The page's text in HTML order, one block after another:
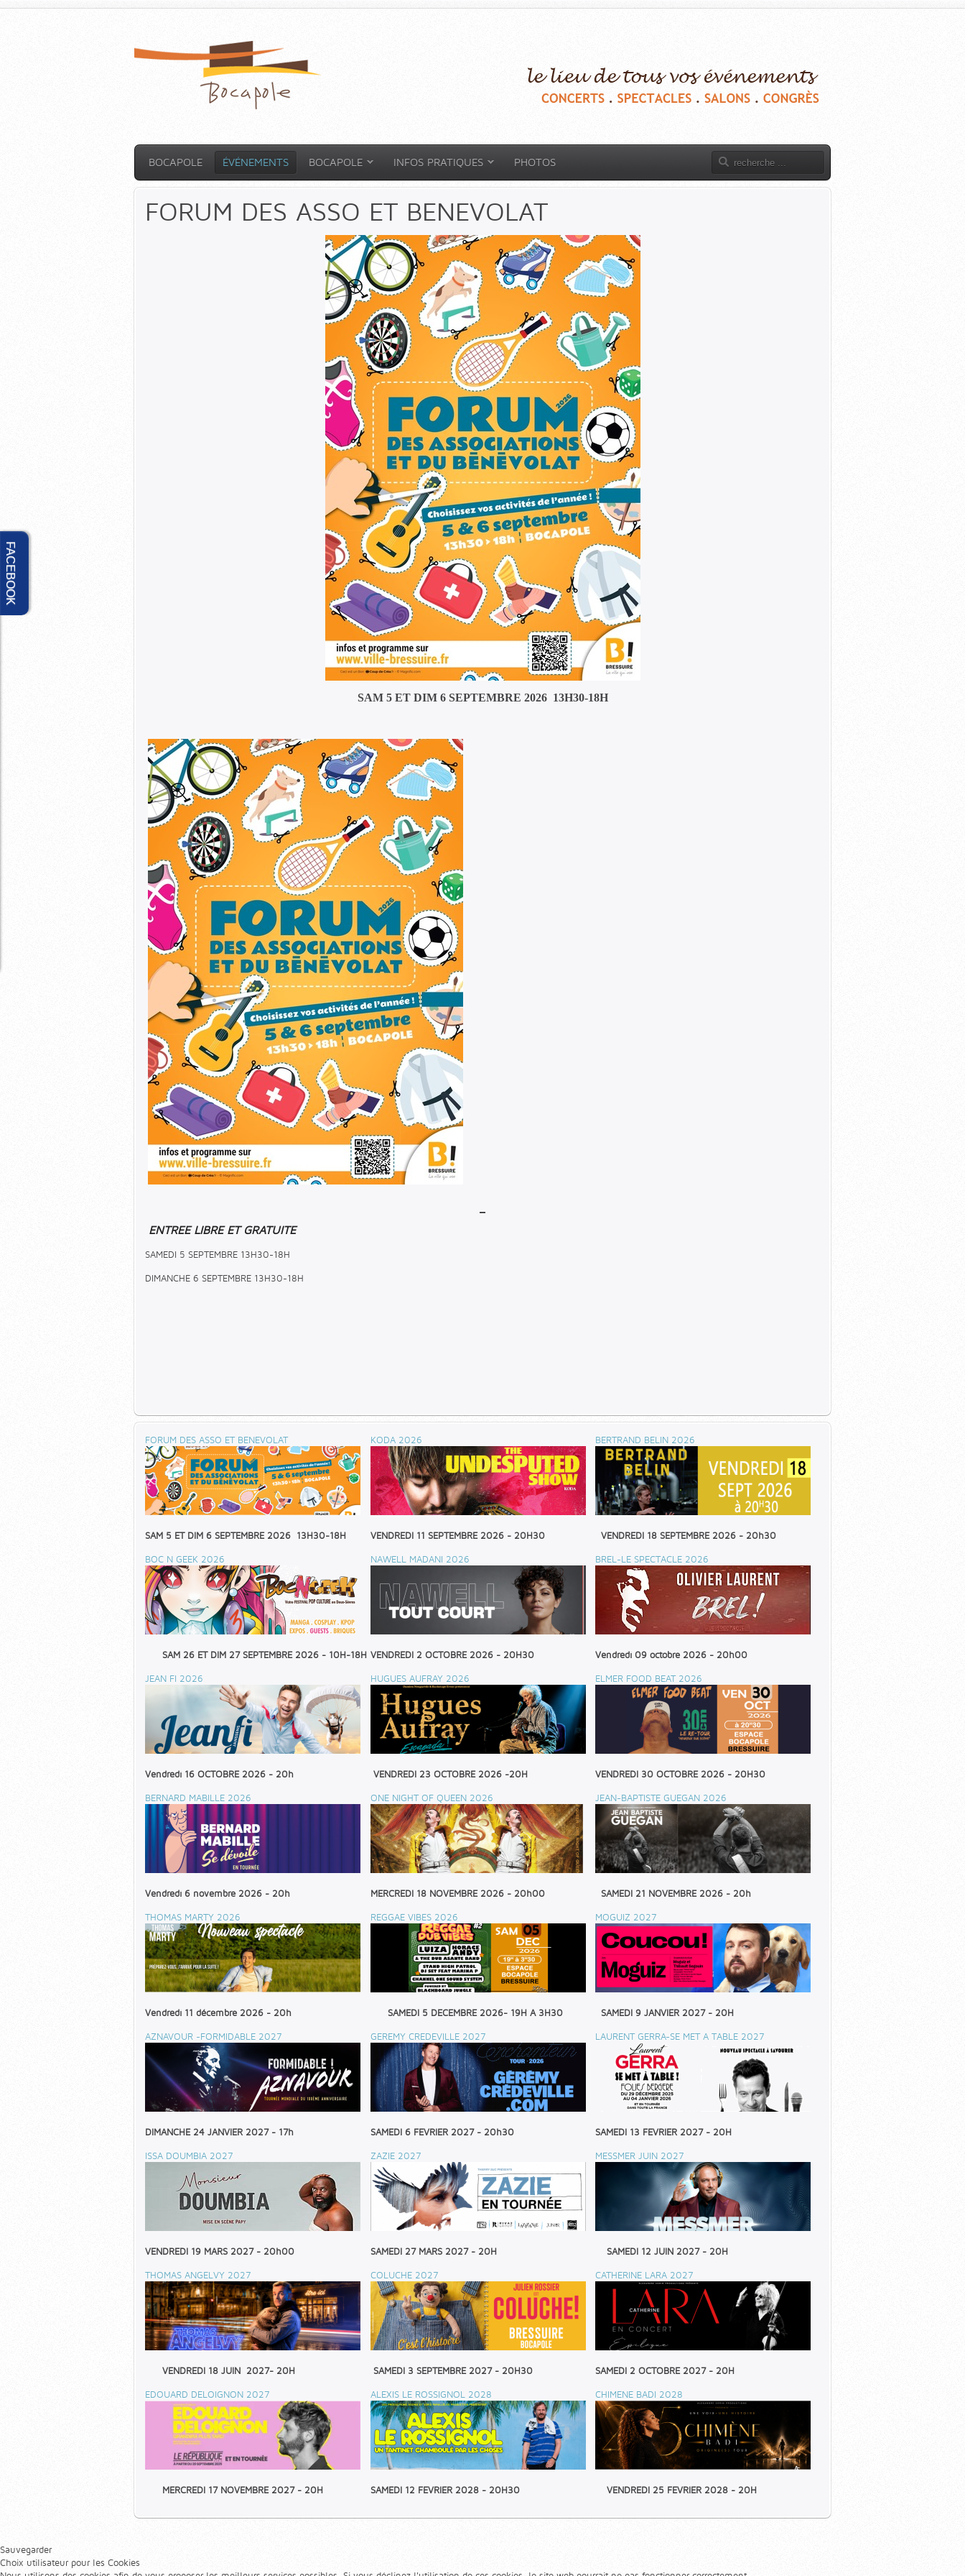
BOCAPOLE ÉVÉNEMENTS BOCAPOLE INFOS PRATIQUES PHOTOS
FORUM DES ASSO ET BENEVOLAT
SAM 5 ET DIM 6 SEPTEMBRE 2026 13H30-18H
ENTREE LIBRE ET GRATUITE
SAMEDI 5 SEPTEMBRE 13H30-18H
DIMANCHE 6 SEPTEMBRE 13H30-18H
FORUM DES ASSO ET BENEVOLAT
SAM 5 ET DIM 6 SEPTEMBRE 2026 13H30-18H
KODA 2026
VENDREDI 11 SEPTEMBRE 2026 - 20H30
BERTRAND BELIN 2026
VENDREDI 18 SEPTEMBRE 2026 - 20h30
BOC N GEEK 2026
SAM 26 ET DIM 27 SEPTEMBRE 2026 - 10H-18H
NAWELL MADANI 2026
VENDREDI 2 OCTOBRE 2026 - 20H30
BREL-LE SPECTACLE 2026
Vendredi 09 octobre 2026 - 20h00
JEAN FI 2026
Vendredi 16 OCTOBRE 2026 - 20h
HUGUES AUFRAY 2026
VENDREDI 23 OCTOBRE 2026 -20H
ELMER FOOD BEAT 2026
VENDREDI 30 OCTOBRE 2026 - 20H30
BERNARD MABILLE 2026
Vendredi 6 novembre 2026 - 20h
ONE NIGHT OF QUEEN 2026
MERCREDI 18 NOVEMBRE 2026 - 20h00
JEAN-BAPTISTE GUEGAN 2026
SAMEDI 21 NOVEMBRE 2026 - 20h
THOMAS MARTY 2026
Vendredi 11 décembre 2026 - 20h
REGGAE VIBES 2026
SAMEDI 5 DECEMBRE 2026- 19H A 3H30
MOGUIZ 2027
SAMEDI 9 JANVIER 2027 - 20H
AZNAVOUR -FORMIDABLE 2027
DIMANCHE 24 JANVIER 2027 - 17h
GEREMY CREDEVILLE 2027
SAMEDI 6 FEVRIER 2027 - 20h30
LAURENT GERRA-SE MET A TABLE 2027
SAMEDI 13 FEVRIER 2027 - 20H
ISSA DOUMBIA 2027
VENDREDI 19 MARS 2027 - 20h00
ZAZIE 2027
SAMEDI 27 MARS 2027 - 20H
MESSMER JUIN 2027
SAMEDI 12 JUIN 2027 - 20H
THOMAS ANGELVY 2027
VENDREDI 18 JUIN 2027- 20H
COLUCHE 2027
SAMEDI 3 SEPTEMBRE 2027 - 20H30
CATHERINE LARA 2027
SAMEDI 2 OCTOBRE 2027 - 20H
EDOUARD DELOIGNON 2027
MERCREDI 17 NOVEMBRE 2027 - 20H
ALEXIS LE ROSSIGNOL 2028
SAMEDI 12 FEVRIER 2028 - 20H30
CHIMENE BADI 2028
VENDREDI 25 FEVRIER 2028 - 20H
Sauvegarder
Choix utilisateur pour les Cookies
FACEBOOK